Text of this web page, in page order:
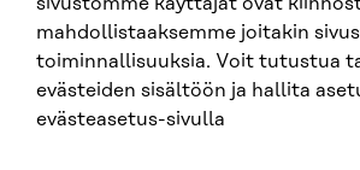
mahdollistaaksemme joitakin
toiminnallisuuksia. Voit tutustua
evästeiden sisältöön ja hallita
evästeasetus-sivulla
LinkedIn
Instagram
YouTube